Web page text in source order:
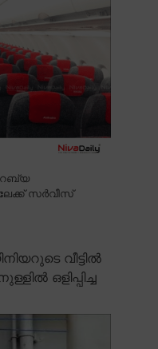
സർവീസ്
വീട്ടിൽ
ഒളിപ്പിച്ച